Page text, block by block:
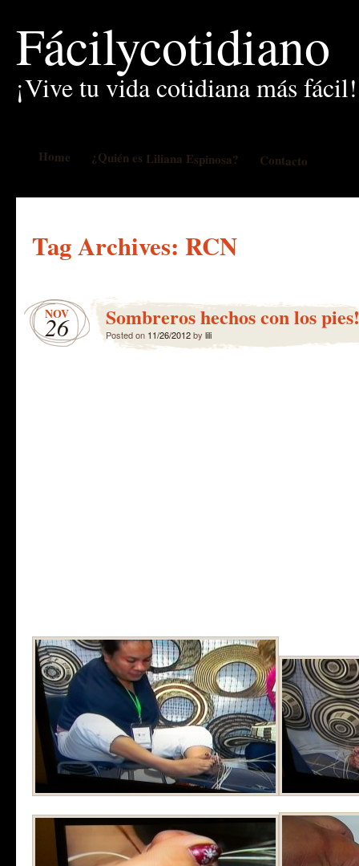
Fácilycotidiano
¡Vive tu vida cotidiana más fácil!
Home ¿Quién es Liliana Espinosa? Contacto
Tag Archives: RCN
NOV
26 Sombreros hechos con los pies!
Posted on 11/26/2012by lili